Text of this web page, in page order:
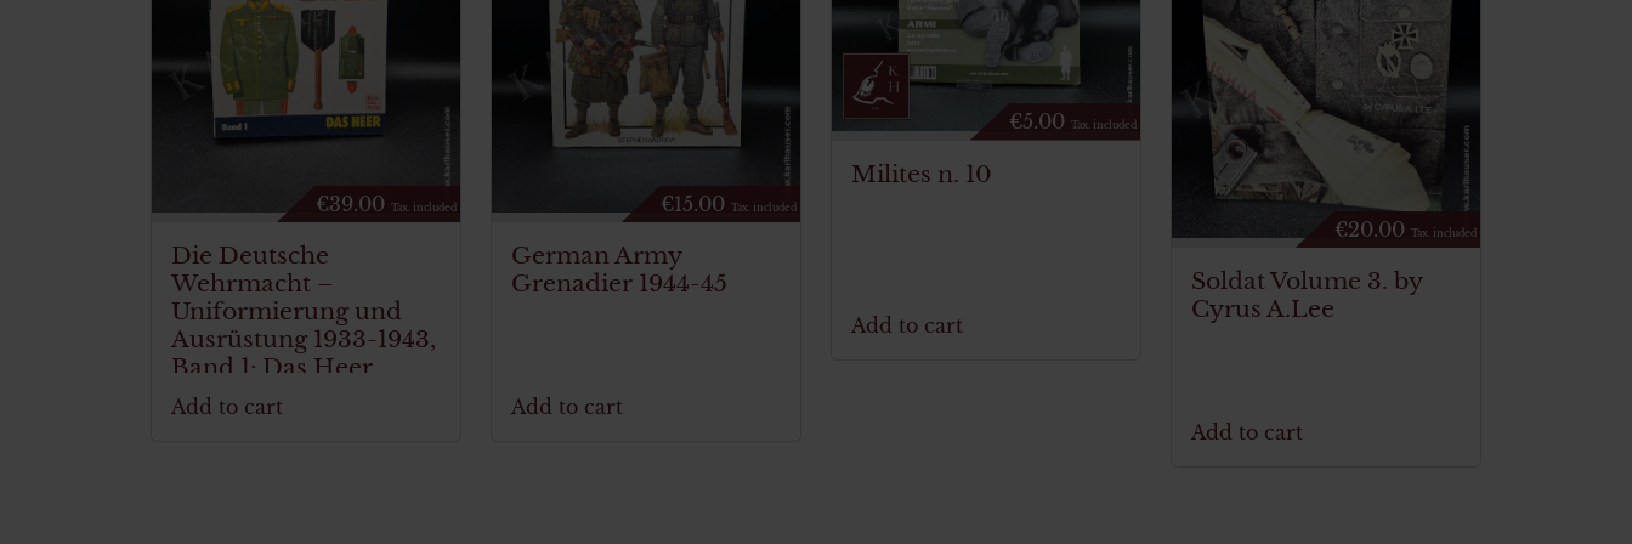
€39.00 Tax. included
Die Deutsche
Wehrmacht –
Uniformierung und
Ausrüstung 1933-1943,
Band 1: Das Heer
Add to cart
€15.00 Tax. included
German Army
Grenadier 1944-45
Add to cart
€5.00 Tax. included
Milites n. 10
Add to cart
€20.00 Tax. included
Soldat Volume 3. by
Cyrus A.Lee
Add to cart